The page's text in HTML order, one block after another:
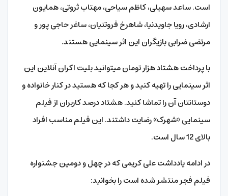
است. ساعد سهیلی، کاظم سیاحی، مهتاب ثروتی، همایون
ارشادی، رویا جاویدنیا، شاهرخ فروتنیان، ساغر حاجی پور و
مرتضی ضرابی بازیگران این اثر سینمایی هستند.
با پرداخت هشتاد هزار تومان می­توانید بلیت اکران آنلاین این
اثر سینمایی را تهیه کنید و هر کجا که هستید در کنار خانواده و
دوستانتان آن را تماشا کنید. هشتاد درصد کاربران از فیلم
سینمایی «شهرک» رضایت داشتند. این فیلم مناسب افراد
بالای 12 سال است.
در ادامه یادداشت علی کریمی که در چهل و دومین جشنواره
فیلم فجر منتشر شده است را بخوانید: